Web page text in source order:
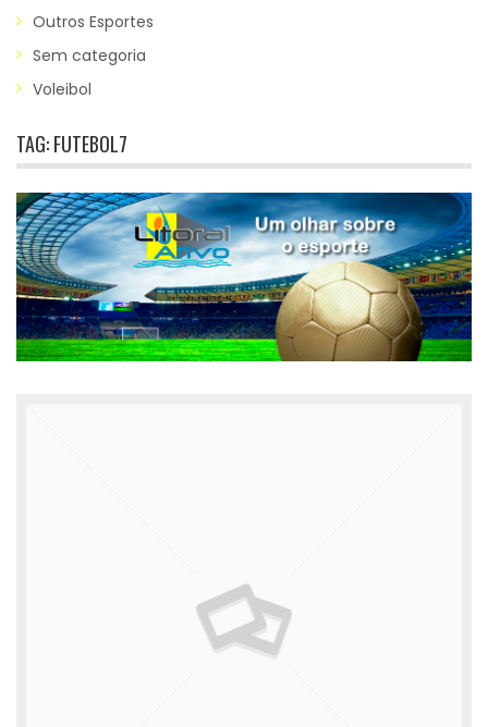
Outros Esportes
Sem categoria
Voleibol
TAG:FUTEBOL7